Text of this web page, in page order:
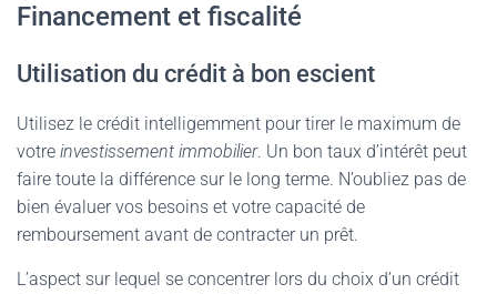
Financement et fiscalité
Utilisation du crédit à bon escient
Utilisez le crédit intelligemment pour tirer le maximum de
votre investissement immobilier. Un bon taux d’intérêt peut
faire toute la différence sur le long terme. N’oubliez pas de
bien évaluer vos besoins et votre capacité de
remboursement avant de contracter un prêt.
L’aspect sur lequel se concentrer lors du choix d’un crédit